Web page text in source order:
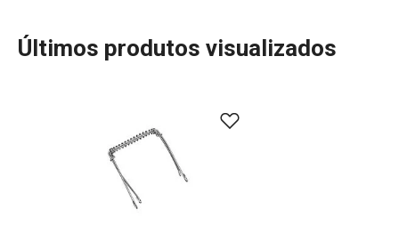
4
0
Conheça a opinião dos nossos clientes.
Últimos produtos visualizados